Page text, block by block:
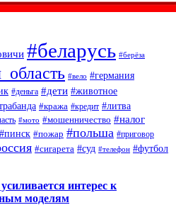
#беларусь #берёза
#вело #германия
#деньга #дети #животное
#кража #кредит #литва
#мото #мошенничество #налог
#пинск #пожар #польша #приговор
#сигарета #суд #телефон #футбол
интерес к
моделям